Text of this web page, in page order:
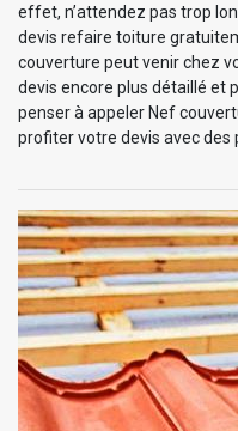
effet, n’attendez pas trop
devis refaire toiture
couverture peut venir chez
devis encore plus détaillé et
penser à appeler Nef
profiter votre devis avec des